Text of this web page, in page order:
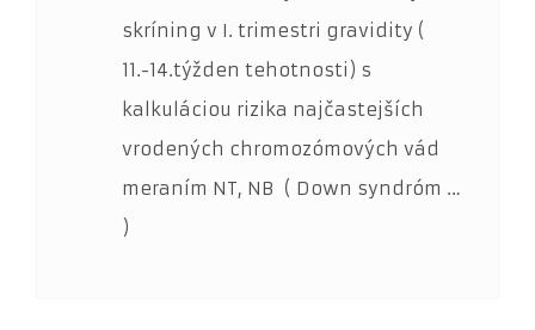
skríning v I. trimestri gravidity (
11.-14.týžden tehotnosti) s
kalkuláciou rizika najčastejších
vrodených chromozómových vád
meraním NT, NB ( Down syndróm …
)
Tieto súbory
cookies nie sú
voliteľné. Sú
potrebné pre
fungovanie
webovej
Umožňujú